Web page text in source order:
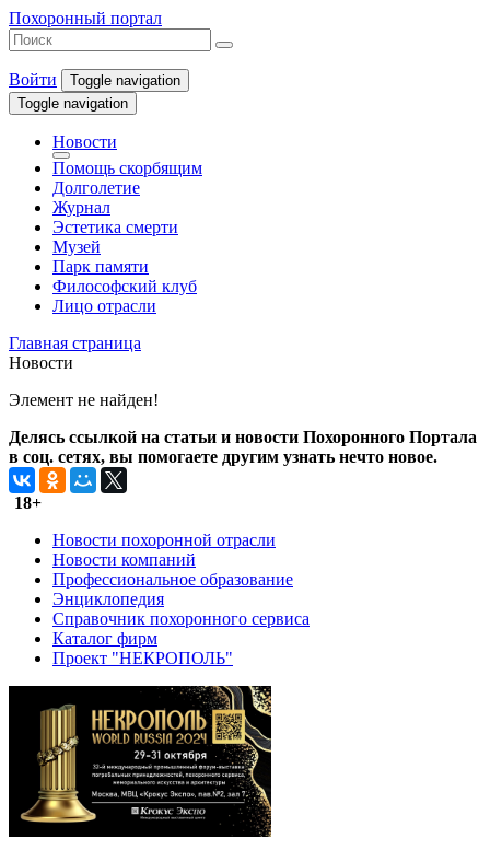
Похоронный портал
Войти
Toggle navigation
Toggle navigation
Новости
Помощь скорбящим
Долголетие
Журнал
Эстетика смерти
Музей
Парк памяти
Философский клуб
Лицо отрасли
Главная страница
Новости
Элемент не найден!
Делясь ссылкой на статьи и новости Похоронного Портала
в соц. сетях, вы помогаете другим узнать нечто новое.
18+
Новости похоронной отрасли
Новости компаний
Профессиональное образование
Энциклопедия
Справочник похоронного сервиса
Каталог фирм
Проект "НЕКРОПОЛЬ"